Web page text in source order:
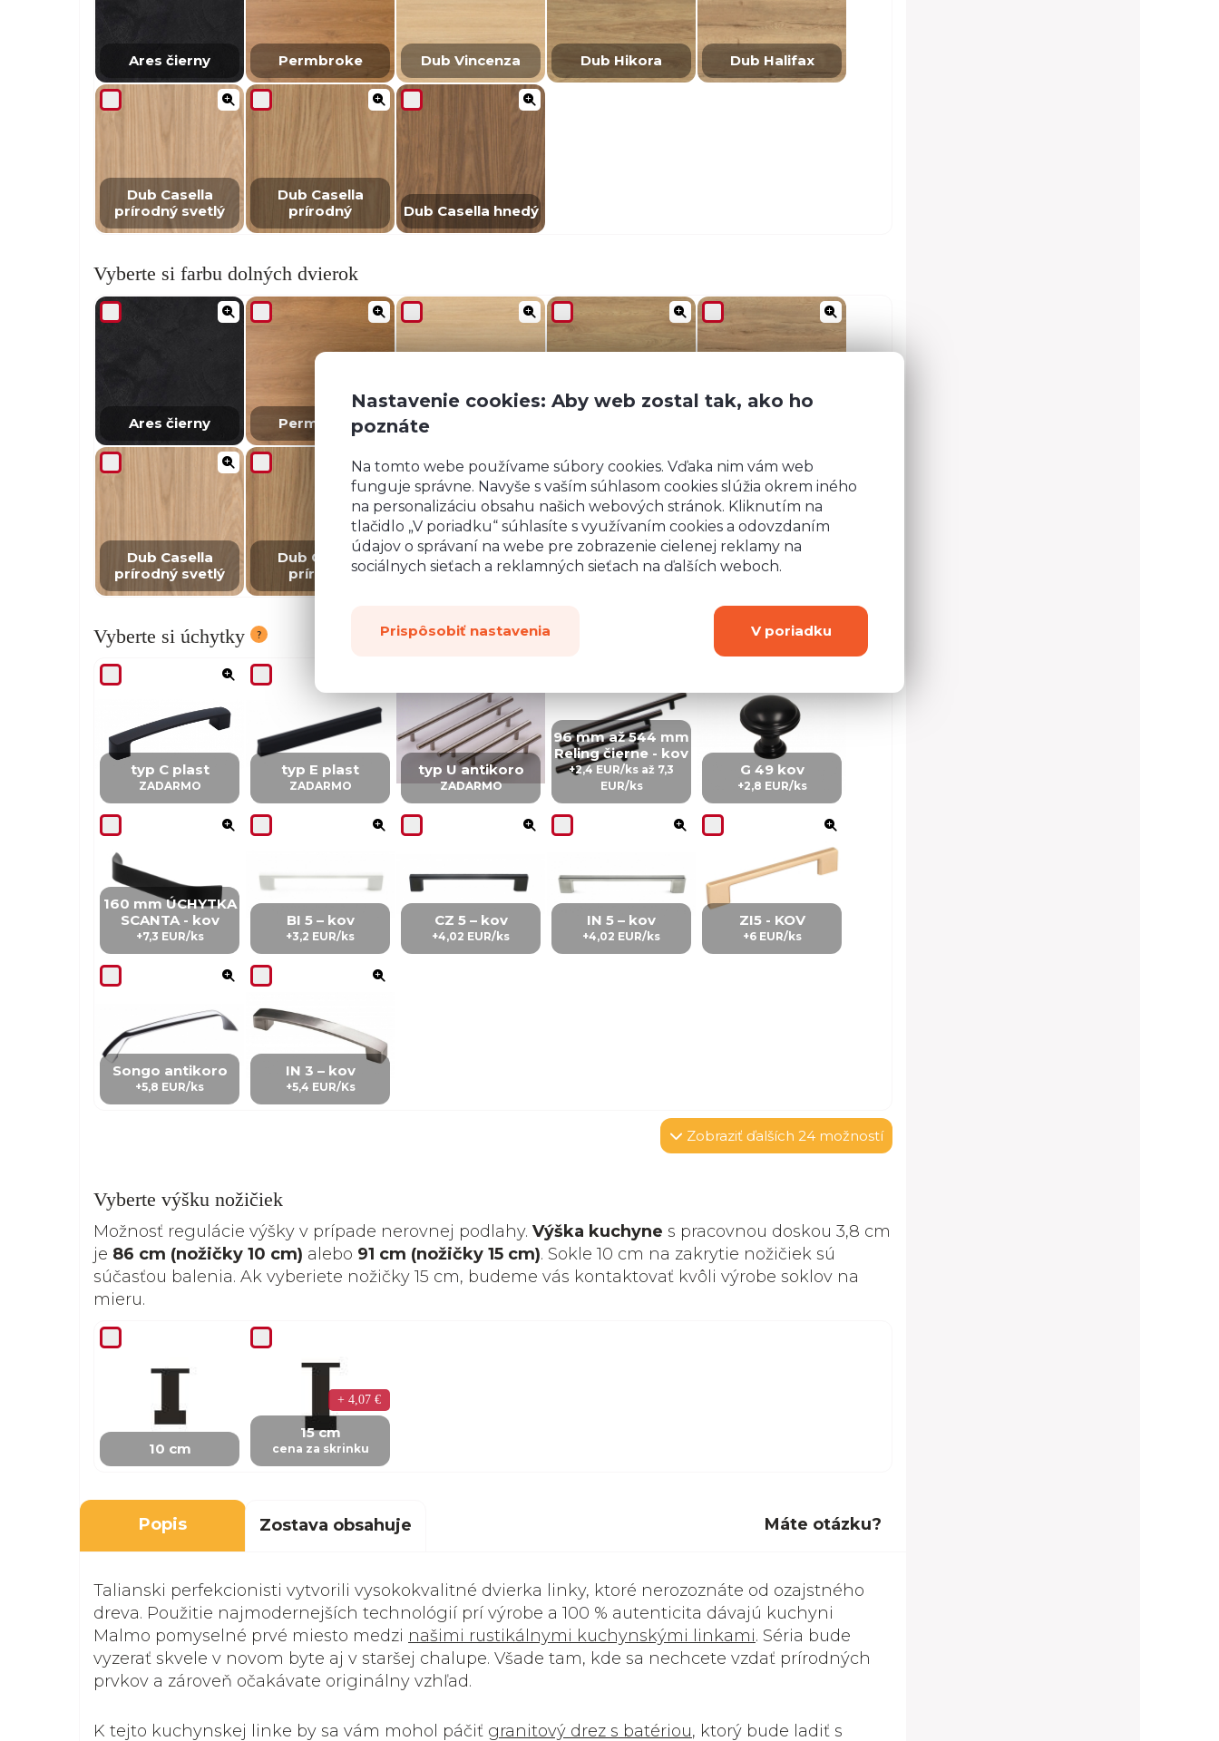
Ares čierny Permbroke Dub Vincenza Dub Hikora Dub Halifax
Dub Casella
prírodný svetlý
Dub Casella
prírodný
Dub Casella hnedý
Vyberte si farbu dolných dvierok
Ares čierny Permbroke Dub Vincenza
Dub Casella
prírodný svetlý
Dub Casella
prírodný
Dub Casella hnedý
Vyberte si úchytky
typ C plast
ZADARMO
typ E plast
ZADARMO
typ U antikoro
ZADARMO
96 mm až 544 mm
Reling čierne - kov
+2,4 EUR/ks až 7,3
EUR/ks
G 49 kov
+2,8 EUR/ks
160 mm ÚCHYTKA
SCANTA - kov
+7,3 EUR/ks
BI 5 – kov
+3,2 EUR/ks
CZ 5 – kov
+4,02 EUR/ks
IN 5 – kov
+4,02 EUR/ks
ZI5 - KOV
+6 EUR/ks
Songo antikoro
+5,8 EUR/ks
IN 3 – kov
+5,4 EUR/Ks
Zobraziť ďalších 24 možností
Vyberte výšku nožičiek
Možnosť regulácie výšky v prípade nerovnej podlahy. Výška kuchyne s pracovnou doskou 3,8 cm
je 86 cm (nožičky 10 cm) alebo 91 cm (nožičky 15 cm). Sokle 10 cm na zakrytie nožičiek sú
súčasťou balenia. Ak vyberiete nožičky 15 cm, budeme vás kontaktovať kvôli výrobe soklov na
mieru.
10 cm
15 cm
cena za skrinku
+ 4,07 €
Popis Zostava obsahuje Máte otázku?
Talianski perfekcionisti vytvorili vysokokvalitné dvierka linky, ktoré nerozoznáte od ozajstného
dreva. Použitie najmodernejších technológií prí výrobe a 100 % autenticita dávajú kuchyni
Malmo pomyselné prvé miesto medzi našimi rustikálnymi kuchynskými linkami. Séria bude
vyzerať skvele v novom byte aj v staršej chalupe. Všade tam, kde sa nechcete vzdať prírodných
prvkov a zároveň očakávate originálny vzhľad.
K tejto kuchynskej linke by sa vám mohol páčiť granitový drez s batériou, ktorý bude ladiť s
Nastavenie cookies: Aby web zostal tak, ako ho
poznáte
Na tomto webe používame súbory cookies. Vďaka nim vám web
funguje správne. Navyše s vaším súhlasom cookies slúžia okrem iného
na personalizáciu obsahu našich webových stránok. Kliknutím na
tlačidlo „V poriadku“ súhlasíte s využívaním cookies a odovzdaním
údajov o správaní na webe pre zobrazenie cielenej reklamy na
sociálnych sieťach a reklamných sieťach na ďalších weboch.
Prispôsobiť nastavenia V poriadku